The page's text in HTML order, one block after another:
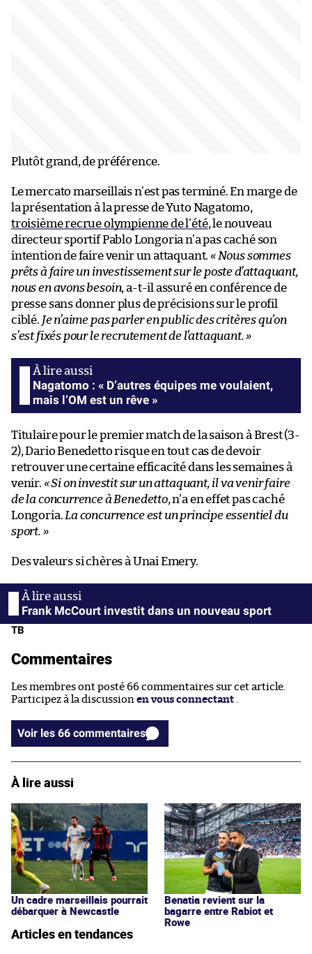
Plutôt grand, de préférence.
Le mercato marseillais n’est pas terminé. En marge de
la présentation à la presse de Yuto Nagatomo,
troisième recrue olympienne de l’été, le nouveau
directeur sportif Pablo Longoria n’a pas caché son
intention de faire venir un attaquant. « Nous sommes
prêts à faire un investissement sur le poste d’attaquant,
nous en avons besoin, a-t-il assuré en conférence de
presse sans donner plus de précisions sur le profil
ciblé. Je n’aime pas parler en public des critères qu’on
s’est fixés pour le recrutement de l’attaquant. »
Nagatomo : « D’autres équipes me voulaient,
mais l’OM est un rêve »
Titulaire pour le premier match de la saison à Brest (3-
2), Dario Benedetto risque en tout cas de devoir
retrouver une certaine efficacité dans les semaines à
venir. « Si on investit sur un attaquant, il va venir faire
de la concurrence à Benedetto, n’a en effet pas caché
Longoria. La concurrence est un principe essentiel du
sport. »
Des valeurs si chères à Unai Emery.
Frank McCourt investit dans un nouveau sport
TB
Commentaires
Les membres ont posté 66 commentaires sur cet article.
Participez à la discussion en vous connectant
Voir les 66 commentaires
À lire aussi
Un cadre marseillais pourrait
débarquer à Newcastle
Benatia revient sur la
bagarre entre Rabiot et
Rowe
Articles en tendances